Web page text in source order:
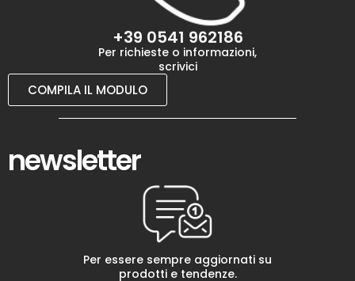
+39 0541 962186
Per richieste o informazioni,
scrivici
COMPILA IL MODULO
newsletter
Per essere sempre aggiornati su
prodotti e tendenze.